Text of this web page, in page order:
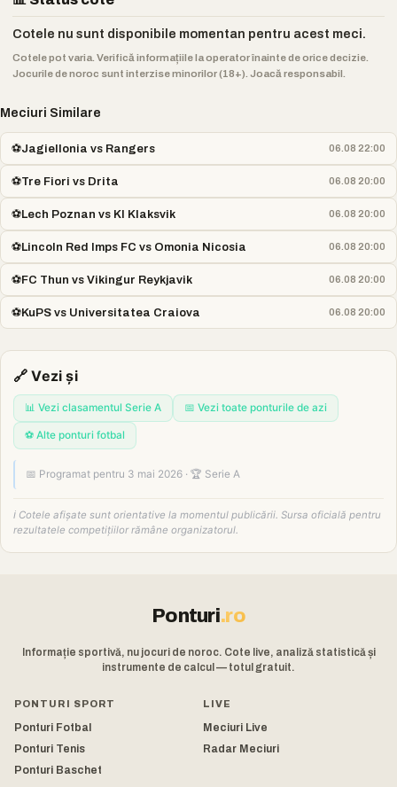
Cotele nu sunt disponibile momentan pentru acest meci.
Cotele pot varia. Verifică informațiile la operator înainte de orice decizie.
Jocurile de noroc sunt interzise minorilor (18+). Joacă responsabil.
Meciuri Similare
⚽Jagiellonia vs Rangers 06.08 22:00
⚽Tre Fiori vs Drita 06.08 20:00
⚽Lech Poznan vs KI Klaksvik 06.08 20:00
⚽Lincoln Red Imps FC vs Omonia Nicosia 06.08 20:00
⚽FC Thun vs Vikingur Reykjavik 06.08 20:00
⚽KuPS vs Universitatea Craiova 06.08 20:00
🔗 Vezi și
📊 Vezi clasamentul Serie A 📅 Vezi toate ponturile de azi
⚽ Alte ponturi fotbal
📅 Programat pentru 3 mai 2026 · 🏆 Serie A
ℹ️ Cotele afișate sunt orientative la momentul publicării. Sursa oficială pentru
rezultatele competițiilor rămâne organizatorul.
Ponturi.ro
Informație sportivă, nu jocuri de noroc. Cote live, analiză statistică și
instrumente de calcul — totul gratuit.
PONTURI SPORT
Ponturi Fotbal
Ponturi Tenis
Ponturi Baschet
LIVE
Meciuri Live
Radar Meciuri